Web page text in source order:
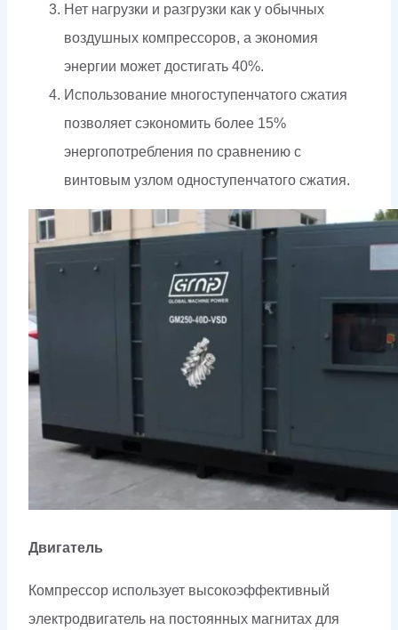
Нет нагрузки и разгрузки как у обычных
воздушных компрессоров, а экономия
энергии может достигать 40%.
Использование многоступенчатого сжатия
позволяет сэкономить более 15%
энергопотребления по сравнению с
винтовым узлом одноступенчатого сжатия.
Двигатель
Компрессор использует высокоэффективный
электродвигатель на постоянных магнитах для